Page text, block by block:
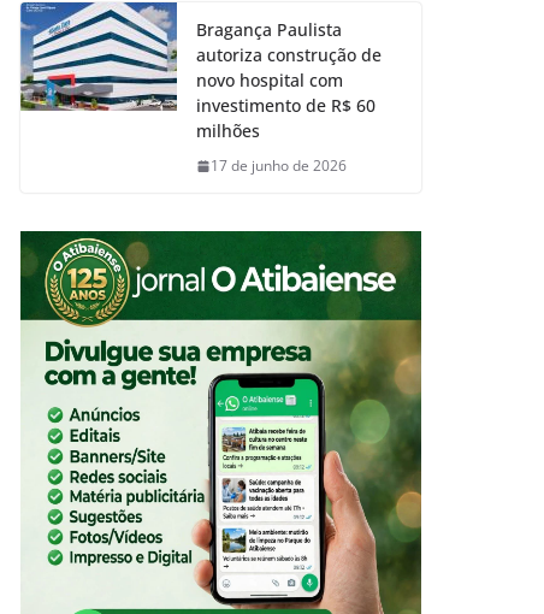
Bragança Paulista
autoriza construção de
novo hospital com
investimento de R$ 60
milhões
17 de junho de 2026